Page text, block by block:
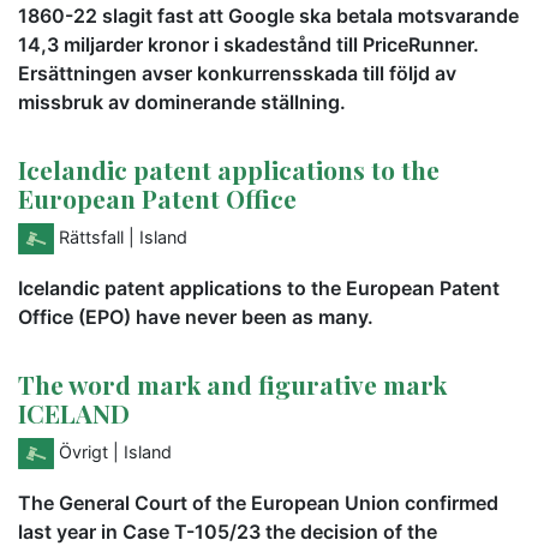
1860-22 slagit fast att Google ska betala motsvarande
14,3 miljarder kronor i skadestånd till PriceRunner.
Ersättningen avser konkurrensskada till följd av
missbruk av dominerande ställning.
Icelandic patent applications to the
European Patent Office
Rättsfall | Island
Icelandic patent applications to the European Patent
Office (EPO) have never been as many.
The word mark and figurative mark
ICELAND
Övrigt | Island
The General Court of the European Union confirmed
last year in Case T-105/23 the decision of the